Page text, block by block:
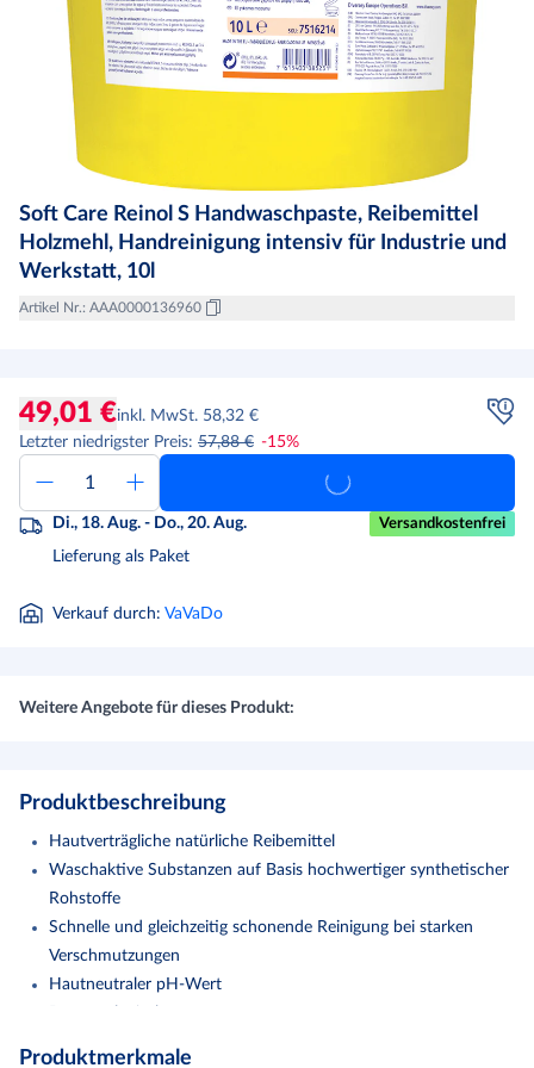
Soft Care Reinol S Handwaschpaste, Reibemittel
Holzmehl, Handreinigung intensiv für Industrie und
Werkstatt, 10l
Artikel Nr.: AAA0000136960
49,01 €inkl. MwSt. 58,32 €
Letzter niedrigster Preis: 57,88 € -15%
Di., 18. Aug. - Do., 20. Aug. Versandkostenfrei
Lieferung als Paket
Verkauf durch: VaVaDo
Weitere Angebote für dieses Produkt:
Produktbeschreibung
Hautverträgliche natürliche Reibemittel
Waschaktive Substanzen auf Basis hochwertiger synthetischer
Rohstoffe
Schnelle und gleichzeitig schonende Reinigung bei starken
Verschmutzungen
Hautneutraler pH-Wert
Soft Care Reinol S Handwaschpaste ist ein hautschonendes und
Produktmerkmale